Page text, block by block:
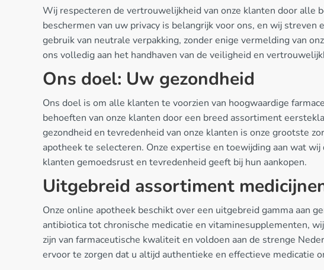
Wij respecteren de vertrouwelijkheid van onze klanten door alle
beschermen van uw privacy is belangrijk voor ons, en wij
gebruik van neutrale verpakking, zonder enige vermelding van
ons volledig aan het handhaven van de veiligheid en
Ons doel: Uw gezondheid
Ons doel is om alle klanten te voorzien van hoogwaardige
behoeften van onze klanten door een breed assortiment
gezondheid en tevredenheid van onze klanten is onze grootste
apotheek te selecteren. Onze expertise en toewijding aan wat
klanten gemoedsrust en tevredenheid geeft bij hun aankopen.
Uitgebreid assortiment
Onze online apotheek beschikt over een uitgebreid gamma aan
antibiotica tot chronische medicatie en vitaminesupplementen,
zijn van farmaceutische kwaliteit en voldoen aan de strenge
ervoor te zorgen dat u altijd authentieke en effectieve medicatie